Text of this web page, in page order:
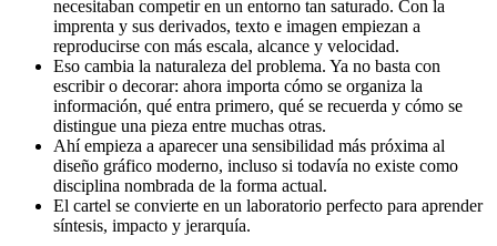
necesitaban competir en un entorno tan saturado. Con la
imprenta y sus derivados, texto e imagen empiezan a
reproducirse con más escala, alcance y velocidad.
Eso cambia la naturaleza del problema. Ya no basta con
escribir o decorar: ahora importa cómo se organiza la
información, qué entra primero, qué se recuerda y cómo se
distingue una pieza entre muchas otras.
Ahí empieza a aparecer una sensibilidad más próxima al
diseño gráfico moderno, incluso si todavía no existe como
disciplina nombrada de la forma actual.
El cartel se convierte en un laboratorio perfecto para aprender
síntesis, impacto y jerarquía.